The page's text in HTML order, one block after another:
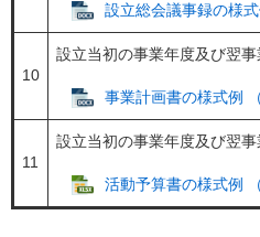
設立総会議事録の様
10
設立当初の事業年度及び翌
事業計画書の様式例
11
設立当初の事業年度及び翌
活動予算書の様式例